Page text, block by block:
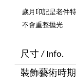
歲月印記是老件
不會重整拋光
尺寸 / Info.
裝飾藝術時